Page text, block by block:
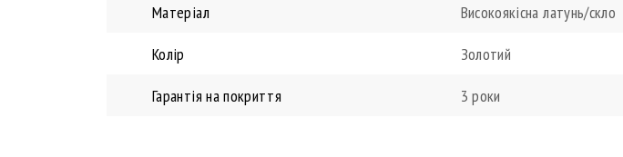
Матеріал
Високоякісна латунь/скло
Колір
Золотий
Гарантія на покриття
3 роки